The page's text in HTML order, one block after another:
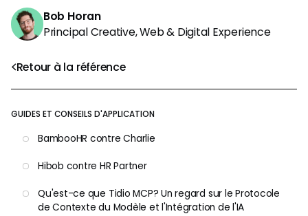
Retour à la référence
GUIDES ET CONSEILS D'APPLICATION
BambooHR contre Charlie
Hibob contre HR Partner
Qu'est-ce que Tidio MCP? Un regard sur le Protocole
de Contexte du Modèle et l'Intégration de l'IA
Bob Horan
Principal Creative, Web & Digital Experience